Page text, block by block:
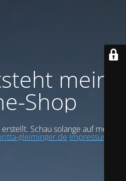
mein
Shop
Schau solange auf meiner
gleiminger.de Impressum